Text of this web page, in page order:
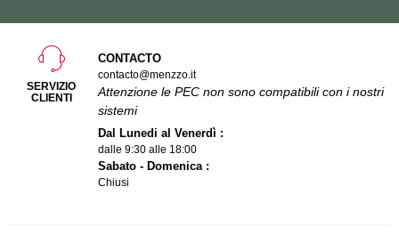
SERVIZIO
CLIENTI
CONTACTO
contacto@menzzo.it
Attenzione le PEC non sono compatibili con i nostri
sistemi
Dal Lunedi al Venerdì :
dalle 9:30 alle 18:00
Sabato - Domenica :
Chiusi